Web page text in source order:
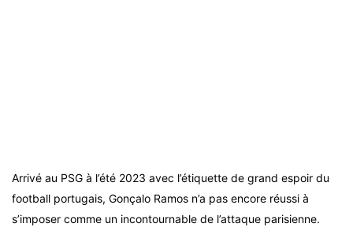
Arrivé au PSG à l’été 2023 avec l’étiquette de grand espoir du
football portugais, Gonçalo Ramos n’a pas encore réussi à
s’imposer comme un incontournable de l’attaque parisienne.